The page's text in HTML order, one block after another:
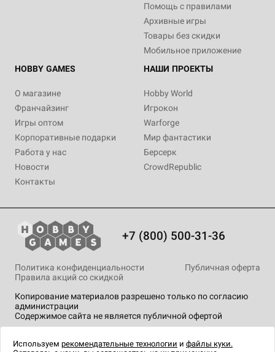
Помощь с правилами
Архивные игры
Товары без скидки
Мобильное приложение
HOBBY GAMES
О магазине
Франчайзинг
Игры оптом
Корпоративные подарки
Работа у нас
Новости
Контакты
НАШИ ПРОЕКТЫ
Hobby World
Игрокон
Warforge
Мир фантастики
Берсерк
CrowdRepublic
+7 (800) 500-31-36
Копирование материалов разрешено только по согласию
администрации
Содержимое сайта не является публичной офертой
Политика конфиденциальности
Публичная оферта
Правила акций со скидкой
технологии .
Используем рекомендательные технологии и файлы куки.